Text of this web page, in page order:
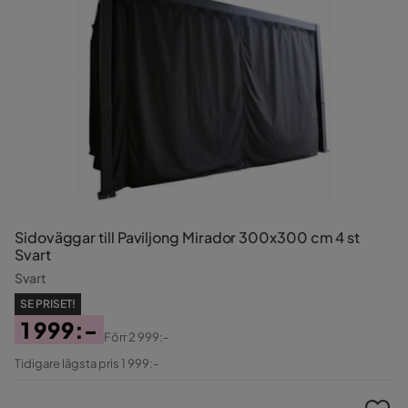
Sidoväggar till Paviljong Mirador 300x300 cm 4 st
Svart
Svart
SE PRISET!
Pris
1 999:-
Original
Förr2 999:-
Tidigare lägsta pris 1 999:-